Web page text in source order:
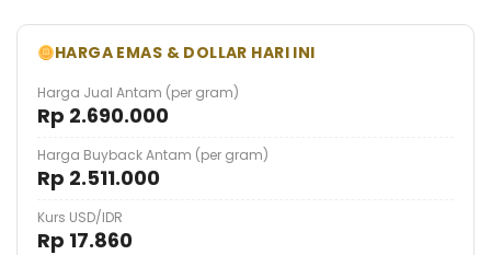
HARGA EMAS & DOLLAR HARI INI
Harga Jual Antam (per gram)
Rp 2.690.000
Harga Buyback Antam (per gram)
Rp 2.511.000
Kurs USD/IDR
Rp 17.860